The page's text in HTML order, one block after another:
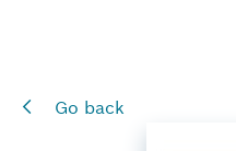
Go back